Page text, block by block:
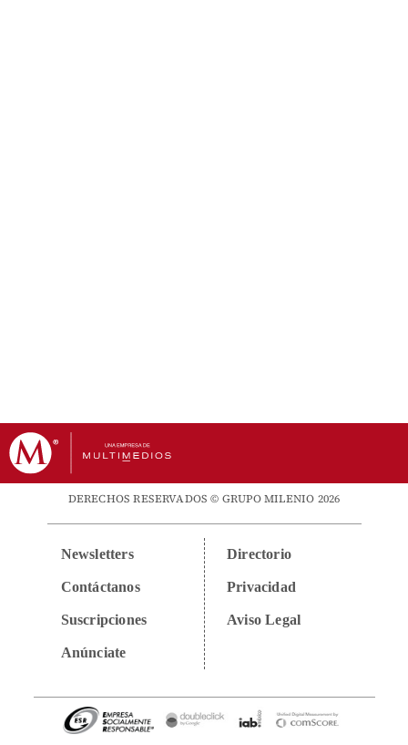
DERECHOS RESERVADOS © GRUPO MILENIO 2026
Newsletters
Contáctanos
Suscripciones
Anúnciate
Directorio
Privacidad
Aviso Legal